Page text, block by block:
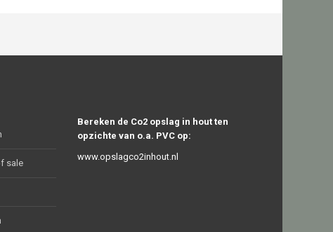
sale
Bereken de Co2 opslag in hout ten
opzichte van o.a. PVC op:
www.opslagco2inhout.nl